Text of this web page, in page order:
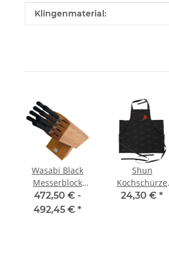
Produkteigenschaft
Wert
Klingenmaterial:
Wasabi Black
Messerblock
bestückt
472,50 € -
492,45 € *
Shun
Kochschürze
schwarz von Kai
24,30 € *